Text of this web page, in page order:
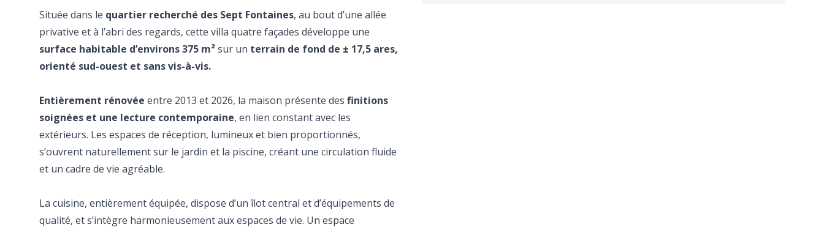
Située dans le quartier recherché des Sept Fontaines, au bout d’une allée
privative et à l’abri des regards, cette villa quatre façades développe une
surface habitable d’environs 375 m²sur un terrain de fond de ± 17,5 ares,
orienté sud-ouest et sans vis-à-vis.
Entièrement rénovée entre 2013 et 2026, la maison présente des finitions
soignées et une lecture contemporaine, en lien constant avec les
extérieurs. Les espaces de réception, lumineux et bien proportionnés,
s’ouvrent naturellement sur le jardin et la piscine, créant une circulation fluide
et un cadre de vie agréable.
La cuisine, entièrement équipée, dispose d’un îlot central et d’équipements de
qualité, et s’intègre harmonieusement aux espaces de vie. Un espace